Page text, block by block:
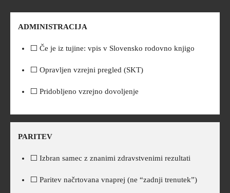
ADMINISTRACIJA
⬜ Če je iz tujine: vpis v Slovensko rodovno knjigo
⬜ Opravljen vzrejni pregled (SKT)
⬜ Pridobljeno vzrejno dovoljenje
PARITEV
⬜ Izbran samec z znanimi zdravstvenimi rezultati
⬜ Paritev načrtovana vnaprej (ne “zadnji trenutek”)